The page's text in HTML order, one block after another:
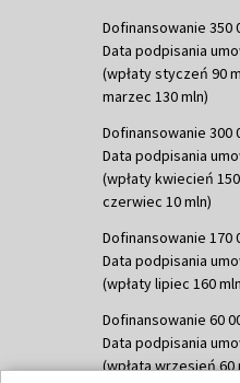
Dofinansowanie 350
Data podpisania
(wpłaty styczeń 90
marzec 130 mln)
Dofinansowanie 300
Data podpisania
(wpłaty kwiecień
czerwiec 10 mln)
Dofinansowanie 170
Data podpisania
(wpłaty lipiec 160
Dofinansowanie 60
Data podpisania
(wpłata wrzesień 60